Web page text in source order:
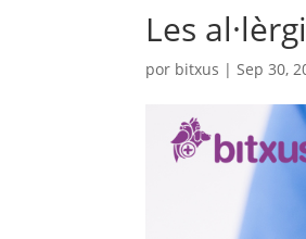
Les
por bitxus |Sep 30,